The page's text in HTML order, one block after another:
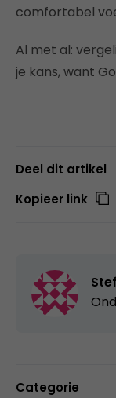
comfortabel
Al met al:
je kans, want
Deel dit artikel
Kopieer link
Categorie